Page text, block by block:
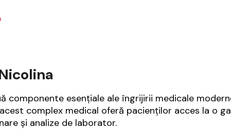
componente esențiale ale îngrijirii medicale
complex medical oferă pacienților acces la o
și analize de laborator.